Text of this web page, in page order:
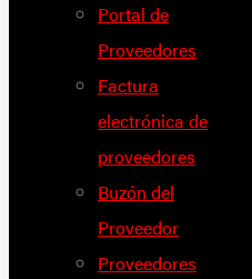
Portal de
Proveedores
Factura
electrónica de
proveedores
Buzón del
Proveedor
Proveedores